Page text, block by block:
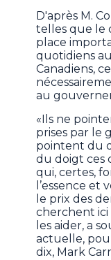
D'après M.
telles que le
place
quotidiens
Canadiens,
au
«Ils ne
prises par le
pointent du
du doigt ces
qui, certes,
l’essence
le prix des
cherchent ici
les aider, a
actuelle,
dix, Mark